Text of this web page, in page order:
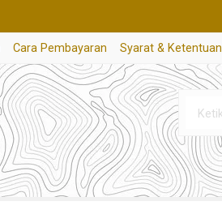
Cara Pembayaran Syarat & Ketentuan